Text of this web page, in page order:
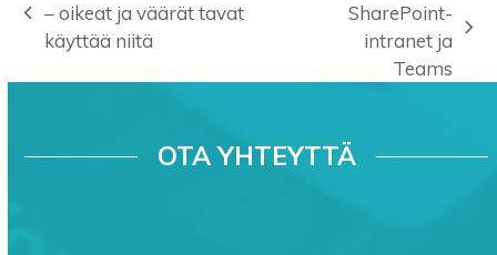
previous
post:
– oikeat ja väärät tavat
käyttää niitä
SharePoint-
intranet ja
Teams
OTA YHTEYTTÄ